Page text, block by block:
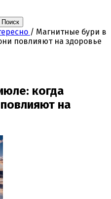
Поиск
/ Магнитные бури в
повлияют на здоровье
когда
на